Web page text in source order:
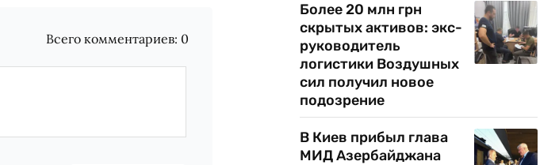
Всего комментариев: 0
Более 20 млн грн
скрытых активов: экс-
руководитель
логистики Воздушных
сил получил новое
подозрение
В Киев прибыл глава
МИД Азербайджана